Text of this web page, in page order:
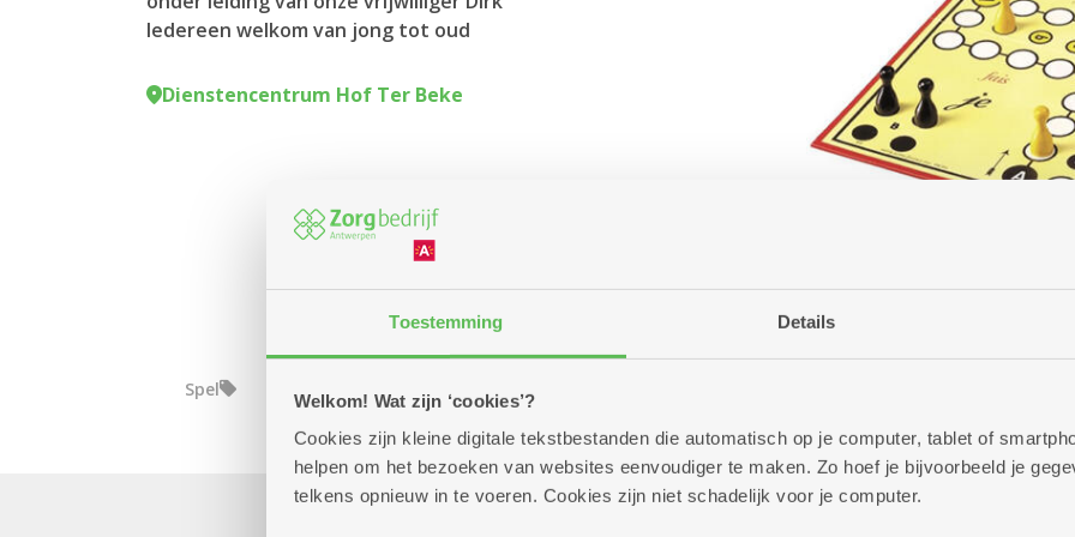
Toestemming Details
Welkom! Wat zijn ‘cookies’?
Cookies zijn kleine digitale tekstbestanden die automatisch op je computer, tablet of
helpen om het bezoeken van websites eenvoudiger te maken. Zo hoef je bijvoorbeeld je
telkens opnieuw in te voeren. Cookies zijn niet schadelijk voor je computer.
Iedereen welkom van jong tot oud
Dienstencentrum Hof Ter Beke
Spel